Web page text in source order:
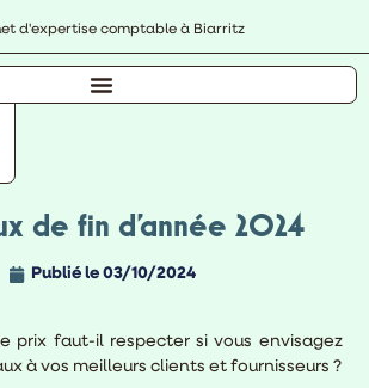
d'expertise comptable à Biarritz
de fin d’année 2024
Publié le 03/10/2024
prix faut-il respecter si vous envisagez
à vos meilleurs clients et fournisseurs ?